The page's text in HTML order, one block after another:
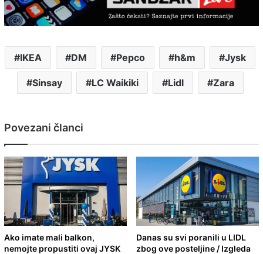
IKEA DM Pepco h&m Jysk
Sinsay LC Waikiki Lidl Zara
Povezani članci
Ako imate mali balkon,
nemojte propustiti ovaj JYSK
Danas su svi poranili u LIDL
zbog ove posteljine / Izgleda